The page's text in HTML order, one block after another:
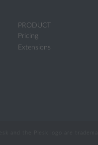
PRODUCT
Pricing
Extensions